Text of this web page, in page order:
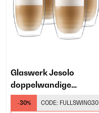
Glaswerk Jesolo
doppelwandige
Thermogläser
-30% CODE: FULLSWING30